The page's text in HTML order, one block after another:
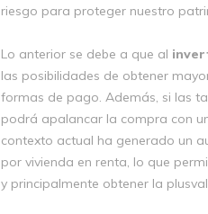
riesgo para proteger nuestro
Lo anterior se debe a que al
las posibilidades de obtener
formas de pago. Además, si las
podrá apalancar la compra con
contexto actual ha generado un
por vivienda en renta, lo que
y principalmente obtener la